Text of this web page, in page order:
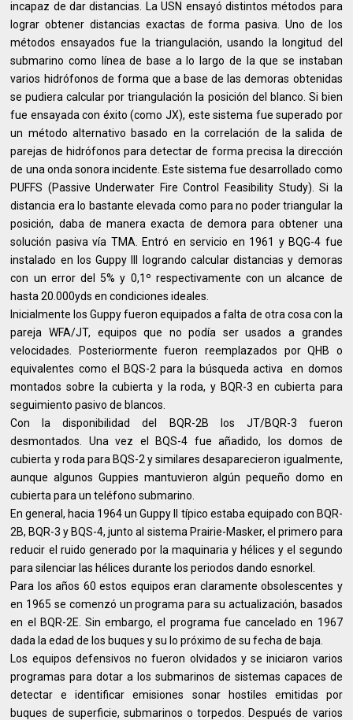
incapaz de dar distancias. La USN ensayó distintos métodos para
lograr obtener distancias exactas de forma pasiva. Uno de los
métodos ensayados fue la triangulación, usando la longitud del
submarino como línea de base a lo largo de la que se instaban
varios hidrófonos de forma que a base de las demoras obtenidas
se pudiera calcular por triangulación la posición del blanco. Si bien
fue ensayada con éxito (como JX), este sistema fue superado por
un método alternativo basado en la correlación de la salida de
parejas de hidrófonos para detectar de forma precisa la dirección
de una onda sonora incidente. Este sistema fue desarrollado como
PUFFS (Passive Underwater Fire Control Feasibility Study). Si la
distancia era lo bastante elevada como para no poder triangular la
posición, daba de manera exacta de demora para obtener una
solución pasiva vía TMA. Entró en servicio en 1961 y BQG-4 fue
instalado en los Guppy III logrando calcular distancias y demoras
con un error del 5% y 0,1º respectivamente con un alcance de
hasta 20.000yds en condiciones ideales.
Inicialmente los Guppy fueron equipados a falta de otra cosa con la
pareja WFA/JT, equipos que no podía ser usados a grandes
velocidades. Posteriormente fueron reemplazados por QHB o
equivalentes como el BQS-2 para la búsqueda activa en domos
montados sobre la cubierta y la roda, y BQR-3 en cubierta para
seguimiento pasivo de blancos.
Con la disponibilidad del BQR-2B los JT/BQR-3 fueron
desmontados. Una vez el BQS-4 fue añadido, los domos de
cubierta y roda para BQS-2 y similares desaparecieron igualmente,
aunque algunos Guppies mantuvieron algún pequeño domo en
cubierta para un teléfono submarino.
En general, hacia 1964 un Guppy II típico estaba equipado con BQR-
2B, BQR-3 y BQS-4, junto al sistema Prairie-Masker, el primero para
reducir el ruido generado por la maquinaria y hélices y el segundo
para silenciar las hélices durante los periodos dando esnorkel.
Para los años 60 estos equipos eran claramente obsolescentes y
en 1965 se comenzó un programa para su actualización, basados
en el BQR-2E. Sin embargo, el programa fue cancelado en 1967
dada la edad de los buques y su lo próximo de su fecha de baja.
Los equipos defensivos no fueron olvidados y se iniciaron varios
programas para dotar a los submarinos de sistemas capaces de
detectar e identificar emisiones sonar hostiles emitidas por
buques de superficie, submarinos o torpedos. Después de varios